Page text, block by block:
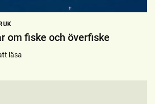
om fiske och överfiske
läsa